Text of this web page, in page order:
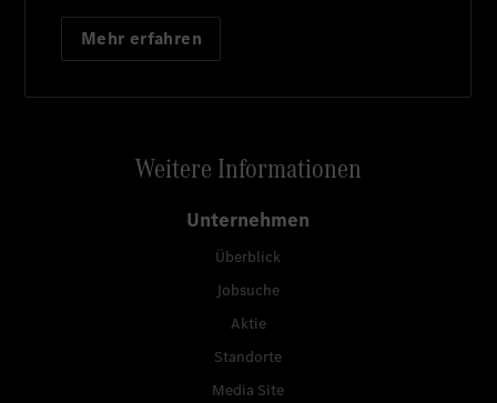
Mehr erfahren
Weitere Informationen
Unternehmen
Überblick
Jobsuche
Aktie
Standorte
Media Site